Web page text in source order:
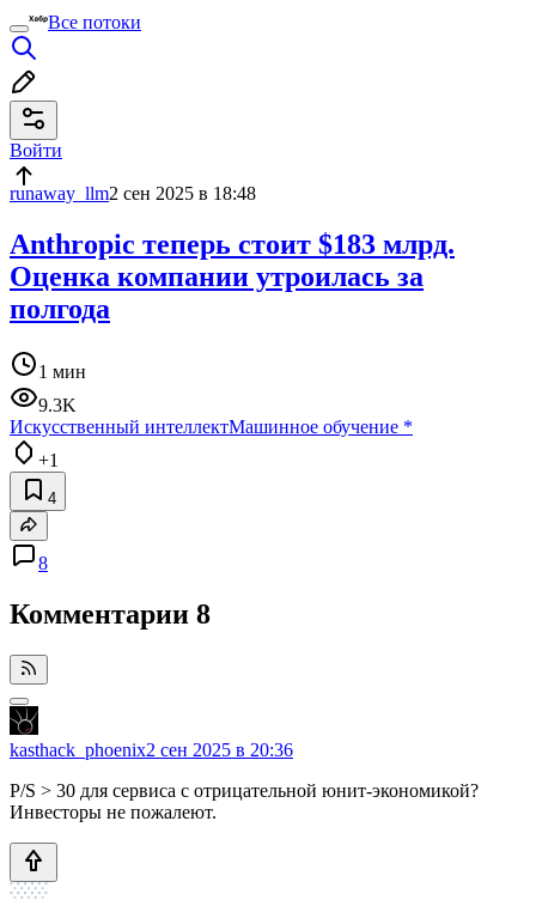
Все потоки
Войти
runaway_llm2 сен 2025 в 18:48
Anthropic теперь стоит $183 млрд.
Оценка компании утроилась за
полгода
1 мин
9.3K
Искусственный интеллектМашинное обучение *
+1
4
8
Комментарии 8
kasthack_phoenix2 сен 2025 в 20:36
P/S > 30 для сервиса с отрицательной юнит-экономикой?
Инвесторы не пожалеют.